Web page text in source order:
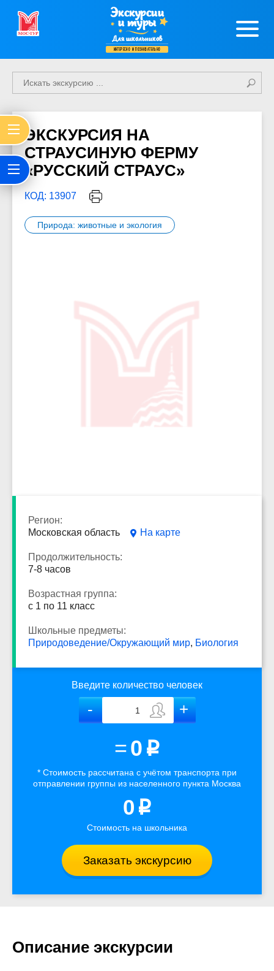
Экскурсии
и туры
Для школьников
интересно и познавательно
ЭКСКУРСИЯ НА
СТРАУСИНУЮ ФЕРМУ
«РУССКИЙ СТРАУС»
КОД: 13907
Природа: животные и экология
Регион:
Московская область
На карте
Продолжительность:
7-8 часов
Возрастная группа:
с 1 по 11 класс
Школьные предметы:
Природоведение/Окружающий мир, Биология
Введите количество человек
=0 p
* Стоимость рассчитана с учётом транспорта при
отправлении группы из населенного пункта Москва
0 p
Стоимость на школьника
Заказать экскурсию
Описание экскурсии